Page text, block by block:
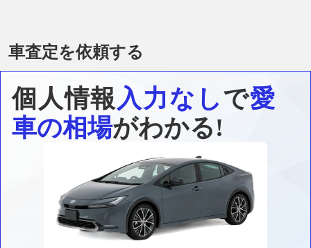
車査定を依頼する
個人情報入力なしで愛
車の相場がわかる!